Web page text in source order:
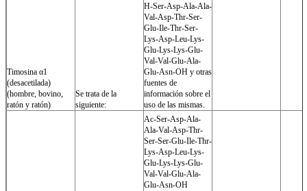
Timosina α1
(desacetilada)
(hombre, bovino,
ratón y ratón)
Se trata de la
siguiente:
H-Ser-Asp-Ala-Ala-
Val-Asp-Thr-Ser-
Glu-Ile-Thr-Ser-
Lys-Asp-Leu-Lys-
Glu-Lys-Lys-Glu-
Val-Val-Glu-Ala-
Glu-Asn-OH y otras
fuentes de
información sobre el
uso de las mismas.
Ac-Ser-Asp-Ala-
Ala-Val-Asp-Thr-
Ser-Ser-Glu-Ile-Thr-
Lys-Asp-Leu-Lys-
Glu-Lys-Lys-Glu-
Val-Val-Glu-Ala-
Glu-Asn-OH